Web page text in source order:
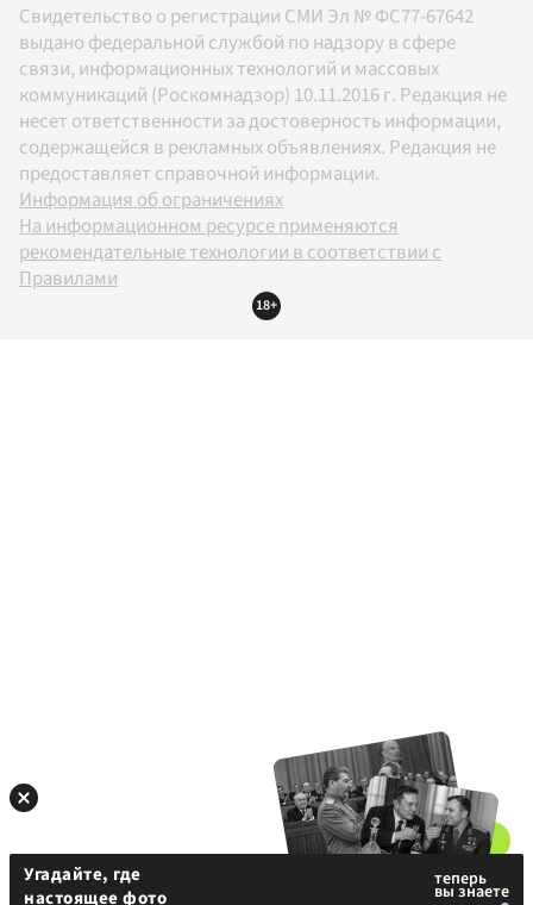
Свидетельство о регистрации СМИ Эл № ФС77-67642
выдано федеральной службой по надзору в сфере
связи, информационных технологий и массовых
коммуникаций (Роскомнадзор) 10.11.2016 г. Редакция не
несет ответственности за достоверность информации,
содержащейся в рекламных объявлениях. Редакция не
предоставляет справочной информации.
Информация об ограничениях
На информационном ресурсе применяются
рекомендательные технологии в соответствии с
Правилами
18+
Угадайте, где
настоящее фото